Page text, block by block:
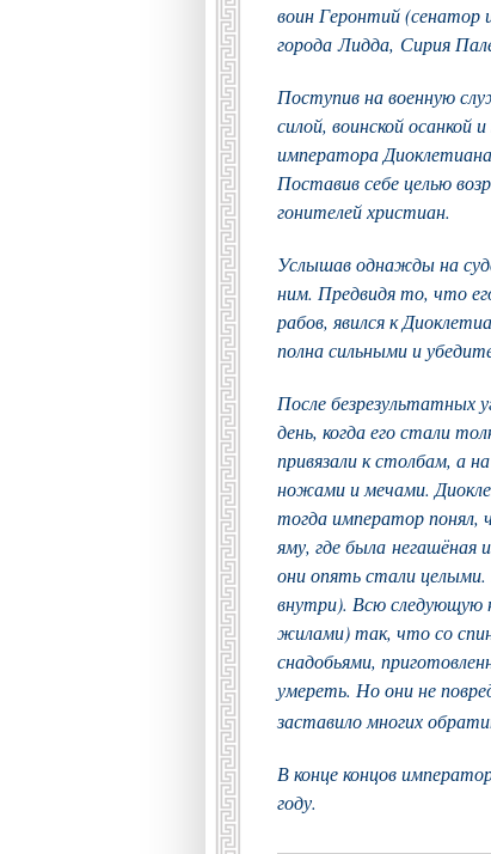
воин Геронтий (сенатор
города Лидда, Сирия
Поступив на военную
силой, воинской осанкой
императора
Поставив себе целью
гонителей христиан.
Услышав однажды на
ним. Предвидя то, что
рабов, явился к
полна сильными и
После безрезультатных
день, когда его стали
привязали к столбам, а
ножами и мечами.
тогда император понял,
яму, где была негашёная
они опять стали
внутри). Всю следующую
жилами) так, что со
снадобьями,
умереть. Но они не
заставило многих
В конце концов
году.